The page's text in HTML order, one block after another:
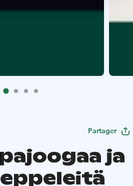
Partager
ja